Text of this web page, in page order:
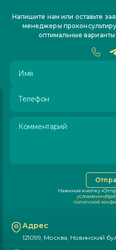
Напишите нам или оставьте
менеджеры
оптимальные
Комментарий
Нажимая кнопку
условиями
политикой
Адрес
121099, Москва, Новинский